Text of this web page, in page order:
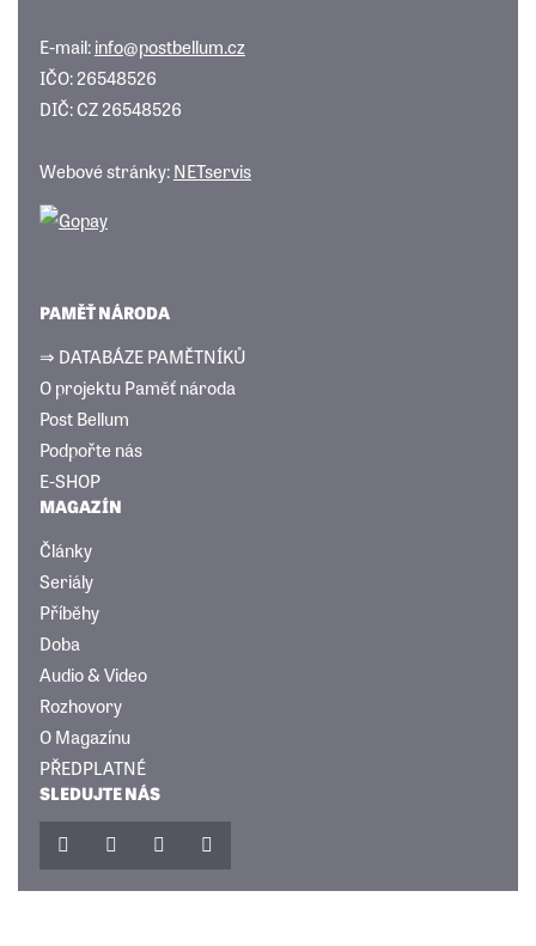
E-mail:info@postbellum.cz
IČO: 26548526
DIČ: CZ 26548526
Webové stránky:NETservis
PAMĚŤ NÁRODA
⇒ DATABÁZE PAMĚTNÍKŮ
O projektu Paměť národa
Post Bellum
Podpořte nás
E-SHOP
MAGAZÍN
Články
Seriály
Příběhy
Doba
Audio & Video
Rozhovory
O Magazínu
PŘEDPLATNÉ
SLEDUJTE NÁS